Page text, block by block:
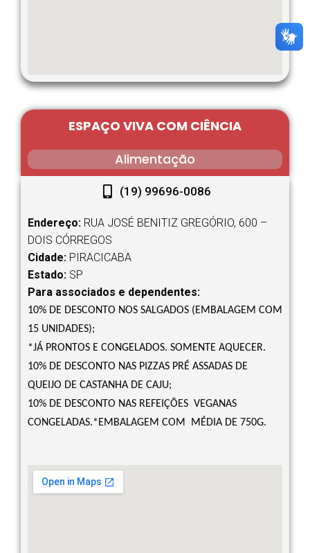
ESPAÇO VIVA COM CIÊNCIA
Alimentação
(19) 99696-0086
Endereço: RUA JOSÉ BENITIZ GREGÓRIO, 600 –
DOIS CÓRREGOS
Cidade: PIRACICABA
Estado: SP
Para associados e dependentes:
10% DE DESCONTO NOS SALGADOS (EMBALAGEM COM
15 UNIDADES);
*JÁ PRONTOS E CONGELADOS. SOMENTE AQUECER.
10% DE DESCONTO NAS PIZZAS PRÉ ASSADAS DE
QUEIJO DE CASTANHA DE CAJU;
10% DE DESCONTO NAS REFEIÇÕES VEGANAS
CONGELADAS.*EMBALAGEM COM MÉDIA DE 750G.